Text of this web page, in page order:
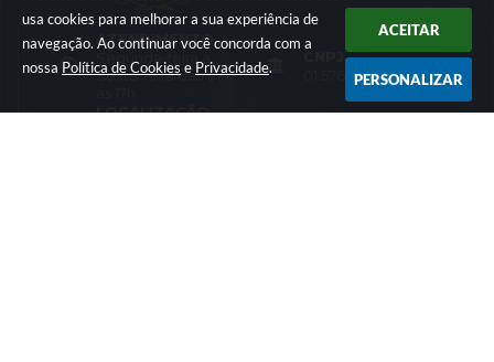
usa cookies para melhorar a sua experiência de
navegação. Ao continuar você concorda com a
nossa Política de Cookies e Privacidade.
ACEITAR
PERSONALIZAR
LOCALIZAÇÃO
ATENDIMENTO
Segunda-feira a
Sexta-feira das 07h
01.576.782/0001-74